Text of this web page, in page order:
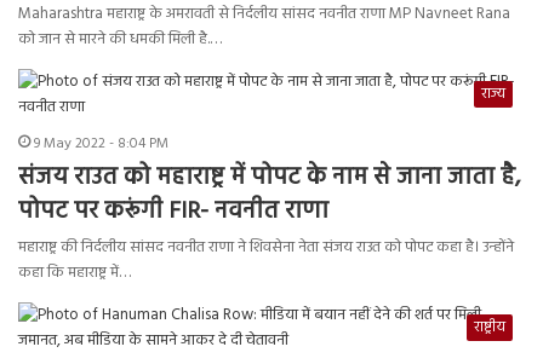
Maharashtra महाराष्ट्र के अमरावती से निर्दलीय सांसद नवनीत राणा MP Navneet Rana
को जान से मारने की धमकी मिली है.…
राज्य
9 May 2022 - 8:04 PM
संजय राउत को महाराष्ट्र में पोपट के नाम से जाना जाता है,
पोपट पर करूंगी FIR- नवनीत राणा
महाराष्ट्र की निर्दलीय सांसद नवनीत राणा ने शिवसेना नेता संजय राउत को पोपट कहा है। उन्होंने
कहा कि महाराष्ट्र में…
राष्ट्रीय